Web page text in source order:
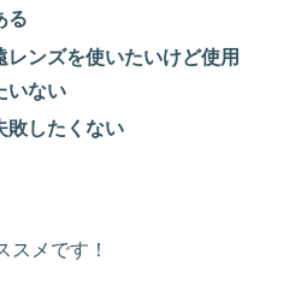
る
ンズを使いたいけど使用
いない
敗したくない
スメです！